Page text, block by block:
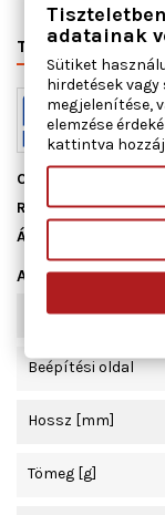
TERMÉK
Cikkszám
Raktáron3 db
Állapot
Adatlap
Szélesség [mm]
Beépítési oldal
Hossz [mm]
Tömeg [g]
adatainak
Sütiket
hirdetések
megjelenítése,
elemzése
kattintva